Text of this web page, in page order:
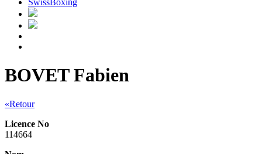
SwissBoxing
BOVET Fabien
«Retour
Licence No
114664